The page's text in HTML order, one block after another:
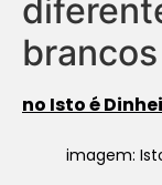
no Isto é
imagem: